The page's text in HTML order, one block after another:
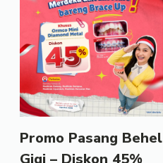
Promo Pasang Behel